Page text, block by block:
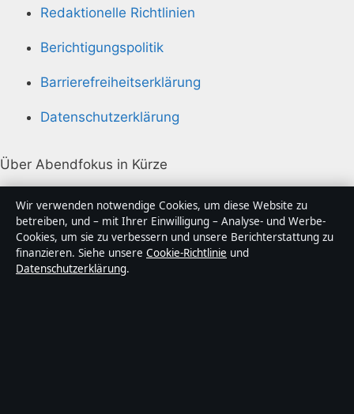
Redaktionelle Richtlinien
Berichtigungspolitik
Barrierefreiheitserklärung
Datenschutzerklärung
Über Abendfokus in Kürze
Abendfokus ist ein unabhängiger digitaler
Nachrichtenanbieter mit Fokus auf Politik, Wirtschaft,
Technik und Gesellschaft in Deutschland. Jeder Artikel
trägt eine Byline, wird von einem Redakteur geprüft
und vor der Veröffentlichung faktengecheckt.
Wir verwenden notwendige Cookies, um diese Website zu
betreiben, und – mit Ihrer Einwilligung – Analyse- und Werbe-
Cookies, um sie zu verbessern und unsere Berichterstattung zu
finanzieren. Siehe unsere Cookie-Richtlinie und
Datenschutzerklärung.